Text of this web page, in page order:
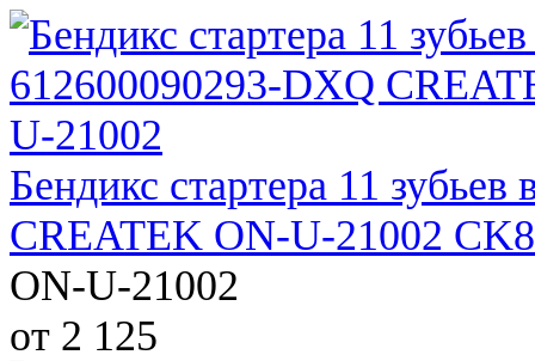
Бендикс стартера 11
CREATEK ON-U-21002
ON-U-21002
от 2 125